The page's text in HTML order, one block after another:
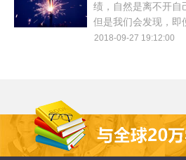
绩，自然是离不开自
但是我们会发现，即
口语上已经使出浑身
2018-09-27 19:12:00